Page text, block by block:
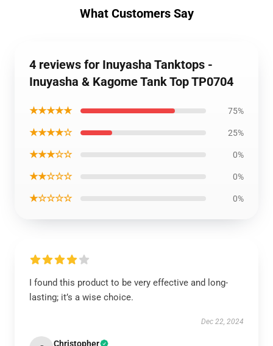
What Customers Say
4 reviews for Inuyasha Tanktops -
Inuyasha & Kagome Tank Top TP0704
★★★★★ 75%
★★★★☆ 25%
★★★☆☆ 0%
★★☆☆☆ 0%
★☆☆☆☆ 0%
I found this product to be very effective and long-
lasting; it’s a wise choice.
Dec 22, 2024
Christopher